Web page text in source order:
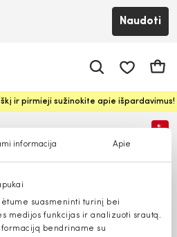
informacija Apie
suasmeninti turinį bei
medijos funkcijas ir analizuoti srautą.
bendriname su
Naudoti
ir pirmieji sužinokite apie išpardavimus!
%